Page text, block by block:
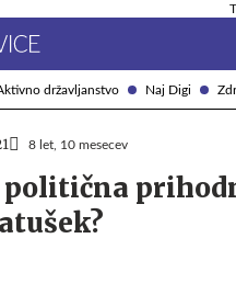
državljanstvo Naj Digi
8 let, 10 mesecev
politična